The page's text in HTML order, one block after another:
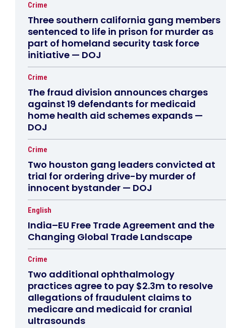
Crime
Three southern california gang members
sentenced to life in prison for murder as
part of homeland security task force
initiative — DOJ
Crime
The fraud division announces charges
against 19 defendants for medicaid
home health aid schemes expands —
DOJ
Crime
Two houston gang leaders convicted at
trial for ordering drive-by murder of
innocent bystander — DOJ
English
India–EU Free Trade Agreement and the
Changing Global Trade Landscape
Crime
Two additional ophthalmology
practices agree to pay $2.3m to resolve
allegations of fraudulent claims to
medicare and medicaid for cranial
ultrasounds